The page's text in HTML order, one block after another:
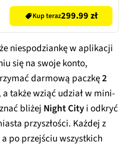
Kup teraz299.99 zł
niespodziankę w aplikacji
się na swoje konto,
darmową paczkę2
także wziąć udział w mini-
bliżej Night Cityi odkryć
przyszłości. Każdej z
po przejściu wszystkich